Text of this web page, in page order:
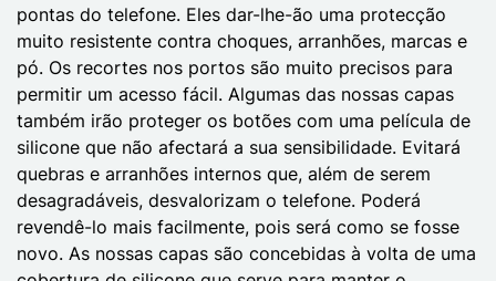
pontas do telefone. Eles dar-lhe-ão uma protecção
muito resistente contra choques, arranhões, marcas e
pó. Os recortes nos portos são muito precisos para
permitir um acesso fácil. Algumas das nossas capas
também irão proteger os botões com uma película de
silicone que não afectará a sua sensibilidade. Evitará
quebras e arranhões internos que, além de serem
desagradáveis, desvalorizam o telefone. Poderá
revendê-lo mais facilmente, pois será como se fosse
novo. As nossas capas são concebidas à volta de uma